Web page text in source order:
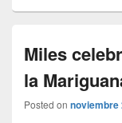
Miles
la
Posted on noviembre